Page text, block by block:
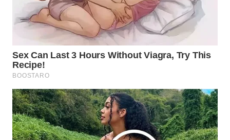
LABUANBAJO
BORNEO
Wahana
Media
Group
WAHANA
NEWS